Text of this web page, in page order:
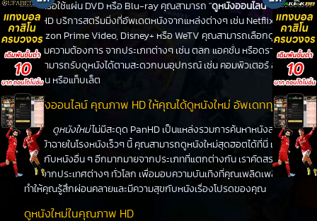
หนังหรือใช้แผ่น DVD หรือ Blu-ray คุณสามารถ "ดูหนังออนไลน์" ได้ที่
PanHD บริการสตรีมมิ่งที่อัพเดตหนังจากแหล่งต่างๆ เช่น Netflix,
Amazon Prime Video, Disney+ หรือ WeTV คุณสามารถเลือกดูหนัง
ได้ตามความต้องการ จากประเภทต่างๆ เช่น ตลก แอคชั่น หรือดราม่า
คุณสามารถรับดูหนังได้ตามสะดวกบนอุปกรณ์ เช่น คอมพิวเตอร์ สมา
ร์ทโฟน หรือแท็บเล็ต
ดูหนังออนไลน์ คุณภาพ HD ให้คุณได้ดูหนังใหม่ อัพเดททุกวัน
ดูหนังใหม่ไม่มีสะดุด PanHD เป็นแหล่งรวมการค้นหาหนังล่าสุด
ที่จะเข้าฉายในโรงหนังเร็วๆ นี้ คุณสามารถดูหนังใหม่สุดฮอตได้ที่นี่ เช่น
เดียวกับหนังอื่น ๆ อีกมากมายจากประเภทที่แตกต่างกัน เราคัดสรร
หนังจากประเทศต่างๆ ทั่วโลก เพื่อมอบความบันเทิงที่คุณเพลิดเพลิน
ทำให้คุณรู้สึกผ่อนคลายและมีความสุขกับหนังเรื่องโปรดของคุณ
ดูหนังใหม่ในคุณภาพ HD